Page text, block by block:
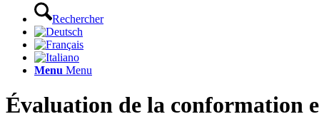
Rechercher
Menu Menu
Évaluation de la conformation